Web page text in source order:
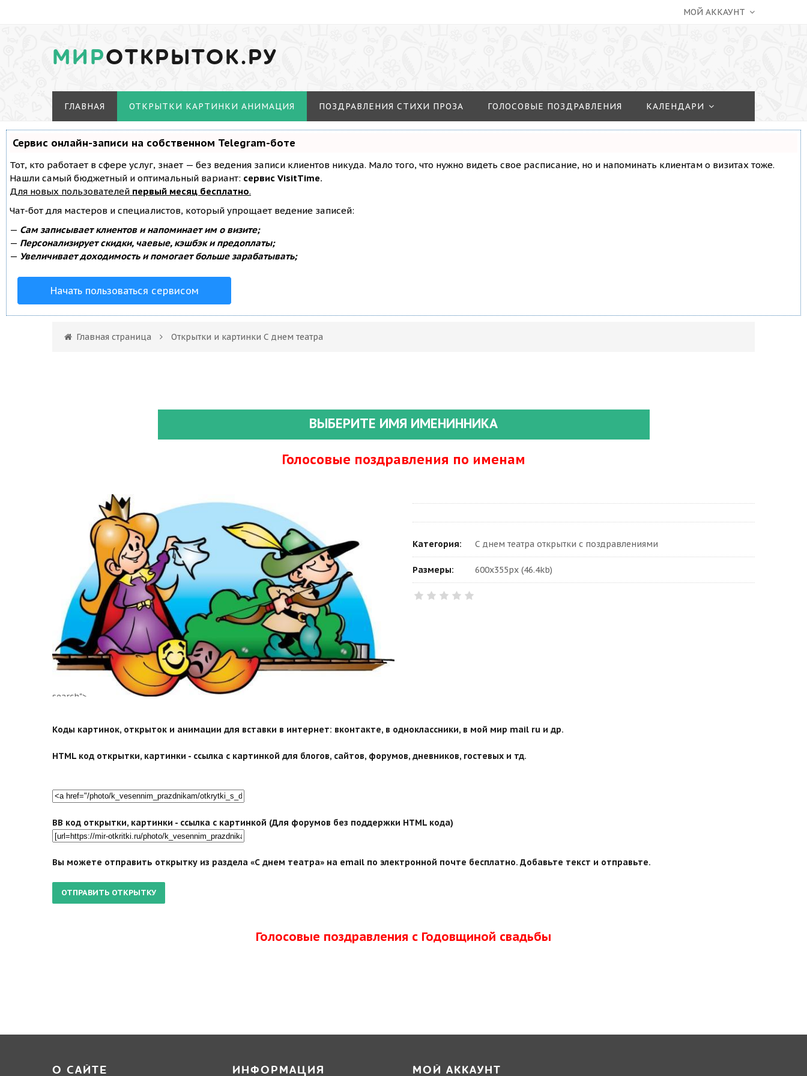
МОЙ АККАУНТ
МИРОТКРЫТОК.РУ
ГЛАВНАЯ ОТКРЫТКИ КАРТИНКИ АНИМАЦИЯ ПОЗДРАВЛЕНИЯ СТИХИ ПРОЗА ГОЛОСОВЫЕ ПОЗДРАВЛЕНИЯ КАЛЕНДАРИ
Сервис онлайн-записи на собственном Telegram-боте
Тот, кто работает в сфере услуг, знает — без ведения записи клиентов никуда. Мало того, что нужно видеть свое расписание, но и напоминать клиентам о визитах тоже.
Нашли самый бюджетный и оптимальный вариант: сервис VisitTime.
Для новых пользователей первый месяц бесплатно.
Чат-бот для мастеров и специалистов, который упрощает ведение записей:
— Сам записывает клиентов и напоминает им о визите;
— Персонализирует скидки, чаевые, кэшбэк и предоплаты;
— Увеличивает доходимость и помогает больше зарабатывать;
Начать пользоваться сервисом
Главная страница Открытки и картинки С днем театра
ВЫБЕРИТЕ ИМЯ ИМЕНИННИКА
Голосовые поздравления по именам
search">
Категория: С днем театра открытки с поздравлениями
Размеры: 600x355px (46.4kb)
Коды картинок, открыток и анимации для вставки в интернет: вконтакте, в одноклассники, в мой мир mail ru и др.
HTML код открытки, картинки - ссылка с картинкой для блогов, сайтов, форумов, дневников, гостевых и тд.
BB код открытки, картинки - ссылка с картинкой (Для форумов без поддержки HTML кода)
Вы можете отправить открытку из раздела «С днем театра» на email по электронной почте бесплатно. Добавьте текст и отправьте.
Голосовые поздравления с Годовщиной свадьбы
О САЙТЕ ИНФОРМАЦИЯ МОЙ АККАУНТ